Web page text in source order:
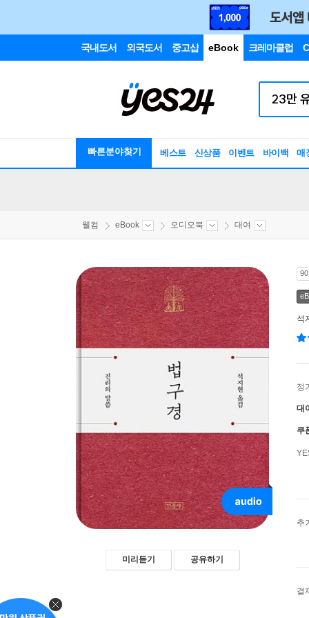
국내도서 외국도서 중고샵 eBook 크레마클럽
빠른분야찾기 베스트 신상품 이벤트 바이백 매
웰컴 eBook 오디오북 대여
미리듣기 공유하기
석
정
대
쿠
추
결